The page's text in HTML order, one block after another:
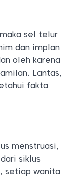
sel telur
dan implan
oleh karena
Lantas,
fakta
menstruasi,
siklus
setiap wanita